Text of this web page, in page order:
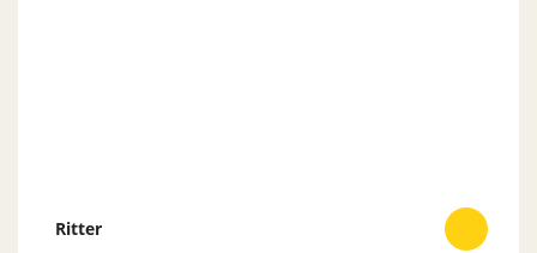
Ritter